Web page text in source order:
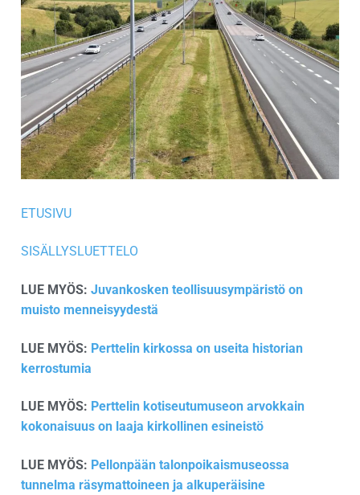
ETUSIVU
SISÄLLYSLUETTELO
LUE MYÖS: Juvankosken teollisuusympäristö on
muisto menneisyydestä
LUE MYÖS: Perttelin kirkossa on useita historian
kerrostumia
LUE MYÖS: Perttelin kotiseutumuseon arvokkain
kokonaisuus on laaja kirkollinen esineistö
LUE MYÖS: Pellonpään talonpoikaismuseossa
tunnelma räsymattoineen ja alkuperäisine